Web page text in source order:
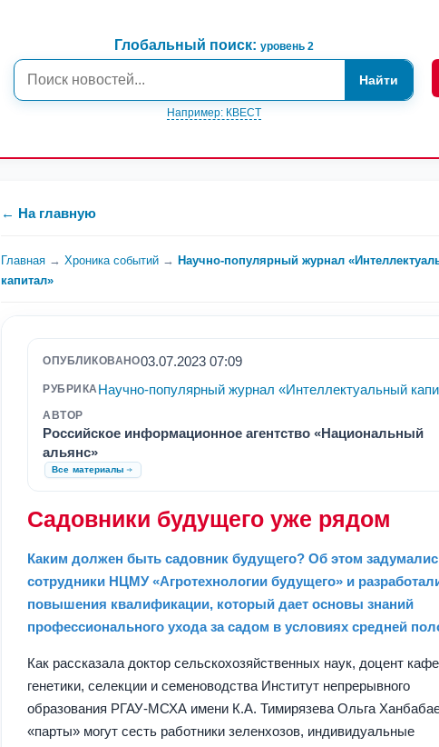
Глобальный поиск: уровень 2
Найти
Например: КВЕСТ
← На главную
Главная → Хроника событий → Научно-популярный журнал
капитал»
ОПУБЛИКОВАНО03.07.2023 07:09
РУБРИКАНаучно-популярный журнал «Интеллектуальный
АВТОР
Российское информационное агентство «Национальный
альянс»
Все материалы
Садовники будущего уже рядом
Каким должен быть садовник будущего? Об этом
сотрудники НЦМУ «Агротехнологии будущего» и
повышения квалификации, который дает основы знаний
профессионального ухода за садом в условиях средней
Как рассказала доктор сельскохозяйственных наук, доцент
генетики, селекции и семеноводства Институт непрерывного
образования РГАУ-МСХА имени К.А. Тимирязева Ольга
«парты» могут сесть работники зеленхозов, индивидуальные